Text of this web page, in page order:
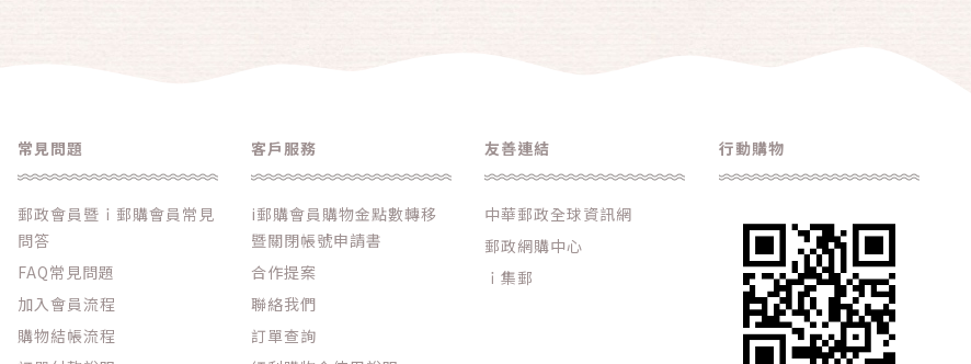
常見問題
郵政會員暨ｉ郵購會員常見
問答
FAQ常見問題
加入會員流程
購物結帳流程
客戶服務
i郵購會員購物金點數轉移
暨關閉帳號申請書
合作提案
聯絡我們
訂單查詢
友善連結
中華郵政全球資訊網
郵政網購中心
ｉ集郵
行動購物